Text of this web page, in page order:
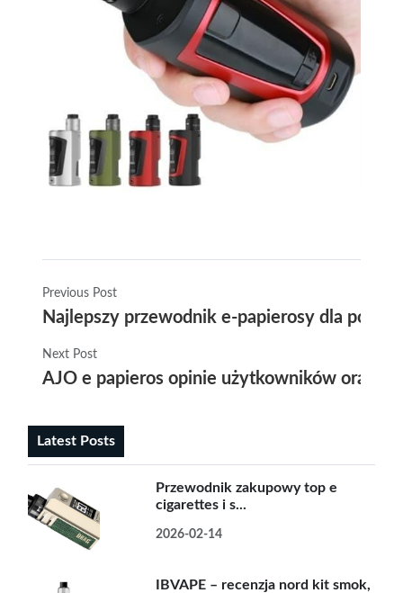
Previous Post
Najlepszy przewodnik e-papierosy dla
Next Post
AJO e papieros opinie użytkowników oraz
Latest Posts
Przewodnik zakupowy top e
cigarettes i s...
2026-02-14
IBVAPE – recenzja nord kit smok,